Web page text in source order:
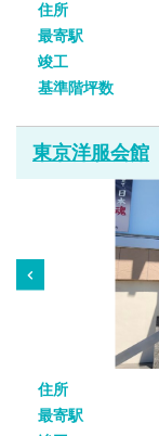
住所
最寄駅
竣工
基準階坪数
東京洋服会館
住所
最寄駅